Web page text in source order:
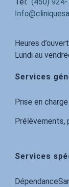
Tel: (450)
Heures
Lundi au
Services
Prise en
Prélèvements,
Services
Dépendance